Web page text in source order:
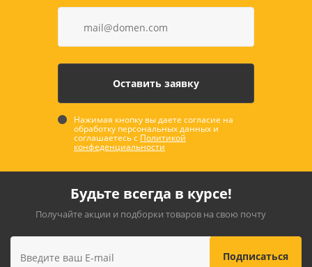
Нажимая кнопку вы даете согласие на
обработку персональных данных и
соглашаетесь с Политикой
конфеденциальности
Будьте всегда в курсе!
Получайте акции и подборки товаров на свою почту